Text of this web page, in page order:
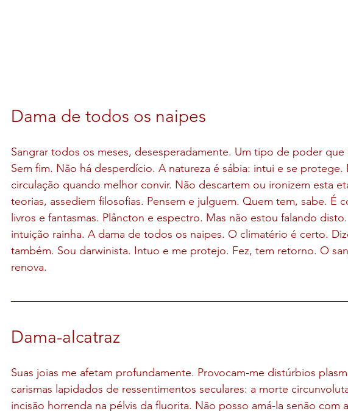
Dama de todos os naipes
Sangrar todos os meses, desesperadamente. Um tipo de poder que
Sem fim. Não há desperdício. A natureza é sábia: intui e se
circulação quando melhor convir. Não descartem ou ironizem esta
teorias, assediem filosofias. Pensem e julguem. Quem tem, sabe. É
livros e fantasmas. Plâncton e espectro. Mas não estou falando
intuição rainha. A dama de todos os naipes. O climatério é certo.
também. Sou darwinista. Intuo e me protejo. Fez, tem retorno. O
renova.
Dama-alcatraz
Suas joias me afetam profundamente. Provocam-me distúrbios
carismas lapidados de ressentimentos seculares: a morte
incisão horrenda na pélvis da fluorita. Não posso amá-la senão com